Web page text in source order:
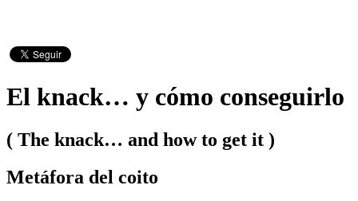
El knack… y cómo conseguirlo
( The knack… and how to get it )
Metáfora del coito